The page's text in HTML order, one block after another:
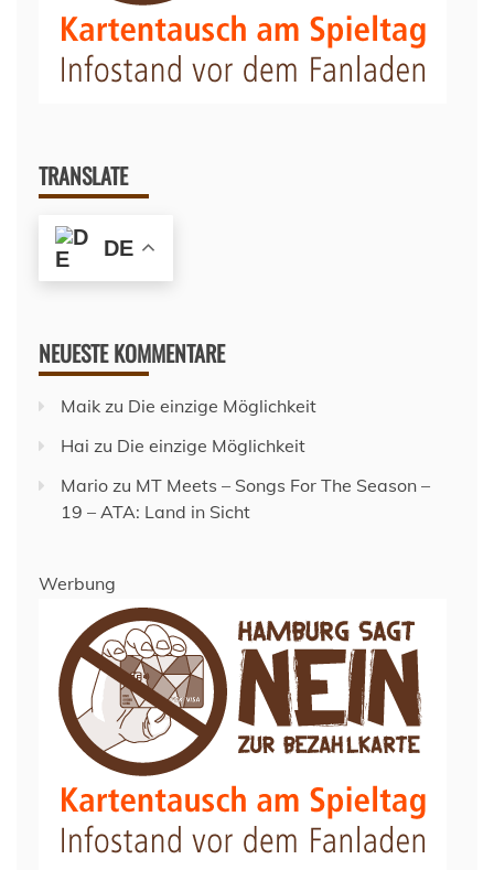
TRANSLATE
DE
NEUESTE KOMMENTARE
Maik zu Die einzige Möglichkeit
Hai zu Die einzige Möglichkeit
Mario zu MT Meets – Songs For The Season –
19 – ATA: Land in Sicht
Werbung